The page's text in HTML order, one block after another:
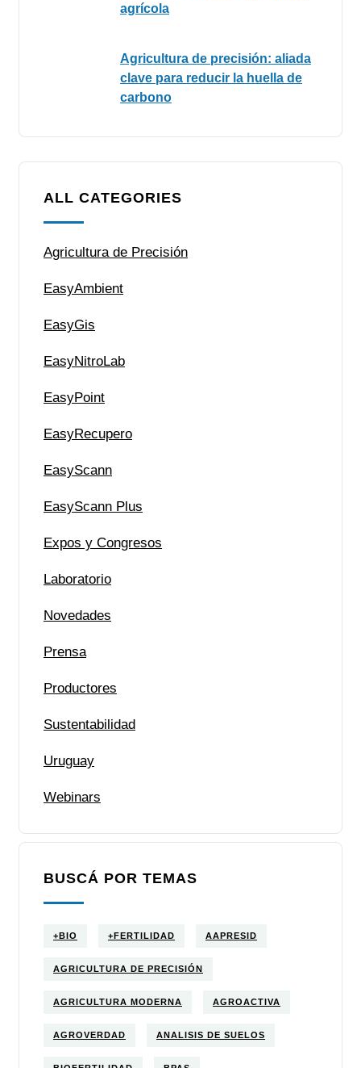
agrícola
Agricultura de precisión: aliada
clave para reducir la huella de
carbono
ALL CATEGORIES
Agricultura de Precisión
EasyAmbient
EasyGis
EasyNitroLab
EasyPoint
EasyRecupero
EasyScann
EasyScann Plus
Expos y Congresos
Laboratorio
Novedades
Prensa
Productores
Sustentabilidad
Uruguay
Webinars
BUSCÁ POR TEMAS
+BIO +FERTILIDAD AAPRESID
AGRICULTURA DE PRECISIÓN
AGRICULTURA MODERNA AGROACTIVA
AGROVERDAD ANALISIS DE SUELOS